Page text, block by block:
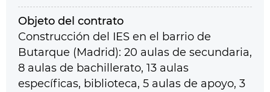
Objeto del contrato
Construcción del IES en el barrio de
Butarque (Madrid): 20 aulas de secundaria,
8 aulas de bachillerato, 13 aulas
específicas, biblioteca, 5 aulas de apoyo, 3